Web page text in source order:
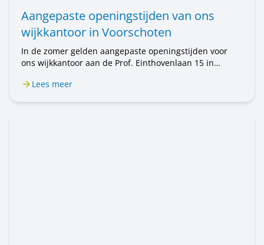
Aangepaste openingstijden van ons
wijkkantoor in Voorschoten
In de zomer gelden aangepaste openingstijden voor
ons wijkkantoor aan de Prof. Einthovenlaan 15 in
wijkkantoor alleen op afspraak geopend. Wilt u een
Lees meer